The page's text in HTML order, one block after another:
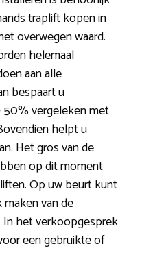
traplift kopen in
overwegen waard.
helemaal
aan alle
bespaart u
vergeleken met
helpt u
Het gros van de
op dit moment
Op uw beurt kunt
van de
het verkoopgesprek
een gebruikte of